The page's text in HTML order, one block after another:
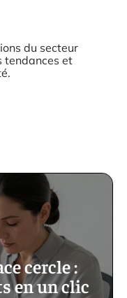
cercle :
en un clic
du secteur
tendances et